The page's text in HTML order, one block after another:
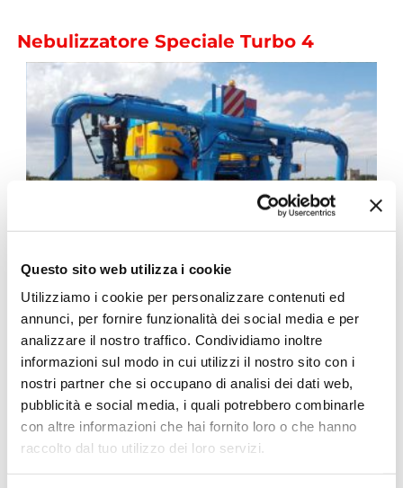
Questo sito web utilizza i cookie
Utilizziamo i cookie per personalizzare contenuti ed
annunci, per fornire funzionalità dei social media e per
analizzare il nostro traffico. Condividiamo inoltre
informazioni sul modo in cui utilizzi il nostro sito con i
nostri partner che si occupano di analisi dei dati web,
pubblicità e social media, i quali potrebbero combinarle
con altre informazioni che hai fornito loro o che hanno
raccolto dal tuo utilizzo dei loro servizi.
Nebulizzatore Speciale Turbo 4